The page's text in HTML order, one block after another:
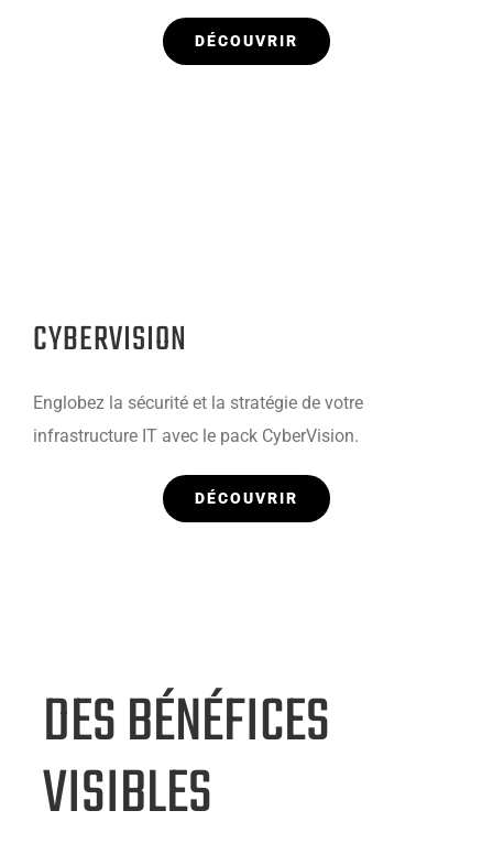
DÉCOUVRIR
CYBERVISION
Englobez la sécurité et la stratégie de votre
infrastructure IT avec le pack CyberVision.
DÉCOUVRIR
DES BÉNÉFICES
VISIBLES